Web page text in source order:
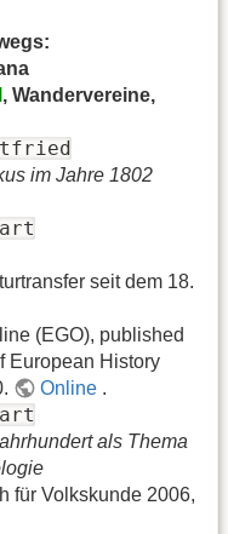
, Wandervereine,
im Jahre 1802
seit dem 18.
(EGO), published
European History
Online .
als Thema
für Volkskunde 2006,